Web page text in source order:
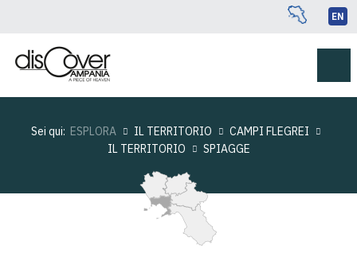
EN
Sei qui: ESPLORA IL TERRITORIO
CAMPI FLEGREI
IL TERRITORIO
SPIAGGE